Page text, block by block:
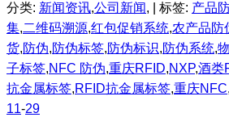
分类: 新闻资讯,公司新闻 , | 标签: 产品
集,二维码溯源,红包促销系统,农产品防
货, 防伪, 防伪标签, 防伪标识, 防伪系统,
子标签,NFC 防伪,重庆RFID,NXP,酒类
抗金属标签,RFID抗金属标签,重庆NFC,
11-29